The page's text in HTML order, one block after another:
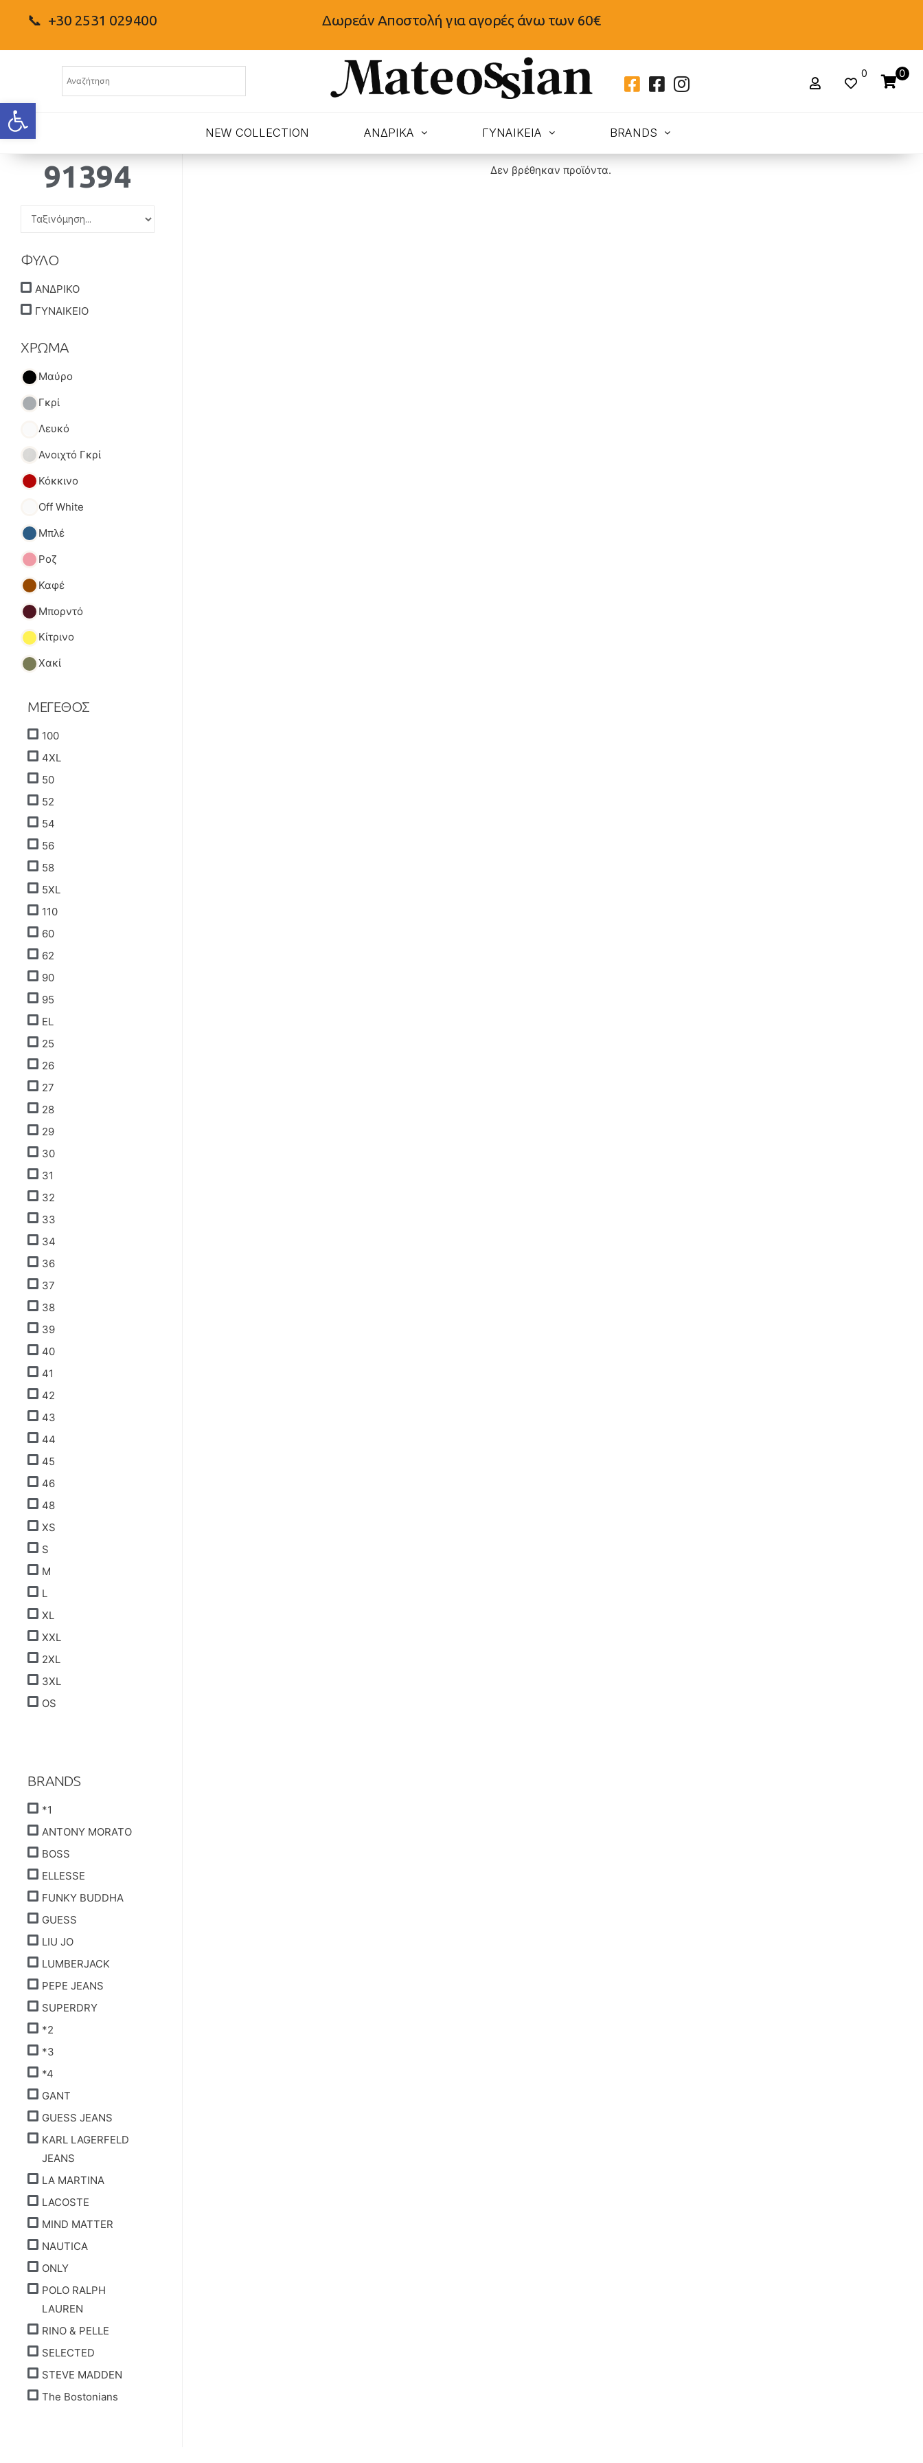
Ανοίξτε τη γραμμή εργαλείων
📞 +30 2531 029400 Δωρεάν Αποστολή για αγορές άνω των 60€
0 0
NEW COLLECTION ΑΝΔΡΙΚΑ ΓΥΝΑΙΚΕΙΑ BRANDS
91394
ΦΥΛΟ
ΑΝΔΡΙΚΟ
ΓΥΝΑΙΚΕΙΟ
ΧΡΩΜΑ
Μαύρο
Γκρί
Λευκό
Ανοιχτό Γκρί
Κόκκινο
Off White
Μπλέ
Ροζ
Καφέ
Μπορντό
Κίτρινο
Χακί
ΜΕΓΕΘΟΣ
100
4XL
50
52
54
56
58
5XL
110
60
62
90
95
EL
25
26
27
28
29
30
31
32
33
34
36
37
38
39
40
41
42
43
44
45
46
48
XS
S
M
L
XL
XXL
2XL
3XL
OS
BRANDS
*1
ANTONY MORATO
BOSS
ELLESSE
FUNKY BUDDHA
GUESS
LIU JO
LUMBERJACK
PEPE JEANS
SUPERDRY
*2
*3
*4
GANT
GUESS JEANS
KARL LAGERFELD
JEANS
LA MARTINA
LACOSTE
MIND MATTER
NAUTICA
ONLY
POLO RALPH
LAUREN
RINO & PELLE
SELECTED
STEVE MADDEN
The Bostonians
Δεν βρέθηκαν προϊόντα.